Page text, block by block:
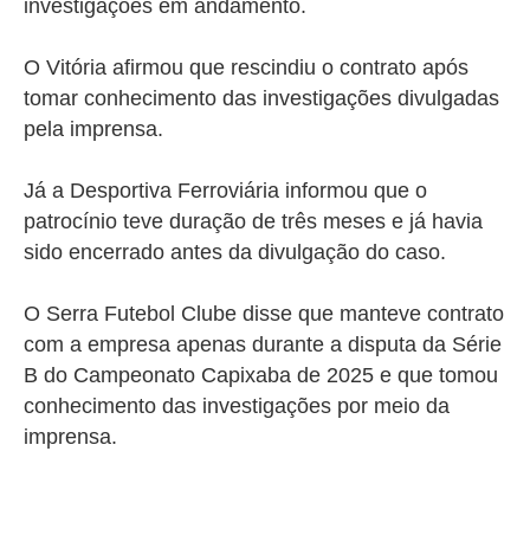
investigações em andamento.
O Vitória afirmou que rescindiu o contrato após
tomar conhecimento das investigações divulgadas
pela imprensa.
Já a Desportiva Ferroviária informou que o
patrocínio teve duração de três meses e já havia
sido encerrado antes da divulgação do caso.
O Serra Futebol Clube disse que manteve contrato
com a empresa apenas durante a disputa da Série
B do Campeonato Capixaba de 2025 e que tomou
conhecimento das investigações por meio da
imprensa.